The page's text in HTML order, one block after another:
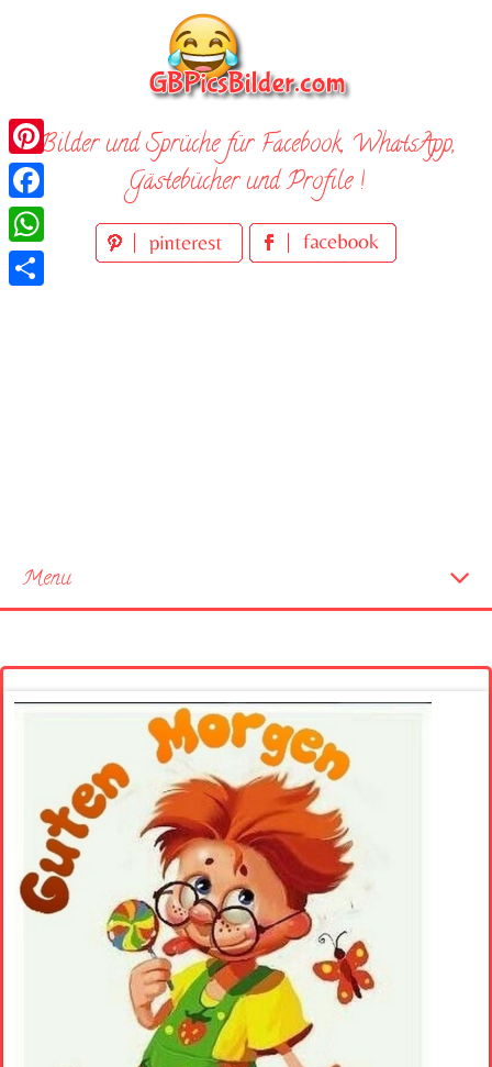
Bilder und Sprüche für Facebook, WhatsApp,
Gästebücher und Profile !
Menu
Pinterest
Facebook
WhatsApp